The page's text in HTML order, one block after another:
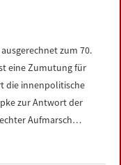
zum 70.
eine Zumutung für
die innenpolitische
zur Antwort der
Aufmarsch…